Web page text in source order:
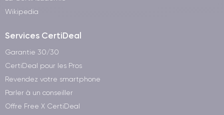
Wikipedia
Services CertiDeal
Garantie 30/30
CertiDeal pour les Pros
Revendez votre smartphone
Parler à un conseiller
Offre Free X CertiDeal